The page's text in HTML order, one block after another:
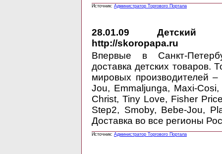
Источник: Администратор Торгового Портала
28.01.09 Детский
http://skoropapa.ru
Впервые в Санкт-
доставка детских
мировых производителей
Jou, Emmaljunga, Maxi-
Christ, Tiny Love, Fisher
Step2, Smoby, Bebe-Jou,
Доставка во все регионы
Источник: Администратор Торгового Портала